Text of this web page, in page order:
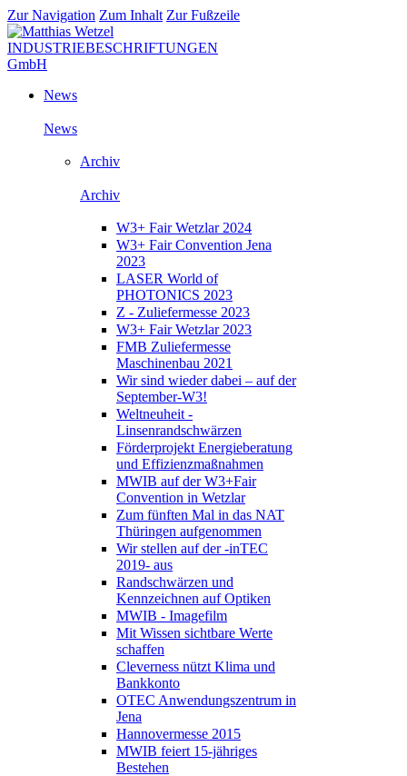
Zur Navigation Zum Inhalt Zur Fußzeile
News
News
Archiv
Archiv
W3+ Fair Wetzlar 2024
W3+ Fair Convention Jena
2023
LASER World of
PHOTONICS 2023
Z - Zuliefermesse 2023
W3+ Fair Wetzlar 2023
FMB Zuliefermesse
Maschinenbau 2021
Wir sind wieder dabei – auf der
September-W3!
Weltneuheit -
Linsenrandschwärzen
Förderprojekt Energieberatung
und Effizienzmaßnahmen
MWIB auf der W3+Fair
Convention in Wetzlar
Zum fünften Mal in das NAT
Thüringen aufgenommen
Wir stellen auf der -inTEC
2019- aus
Randschwärzen und
Kennzeichnen auf Optiken
MWIB - Imagefilm
Mit Wissen sichtbare Werte
schaffen
Cleverness nützt Klima und
Bankkonto
OTEC Anwendungszentrum in
Jena
Hannovermesse 2015
MWIB feiert 15-jähriges
Bestehen